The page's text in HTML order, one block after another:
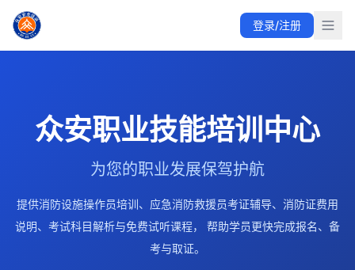
众安职业技能培训中心提供消防设施操作员与应急消防救援员
众安职业技能培训中心围绕消防设施操作员、应急消防救援员
首页集中展示热门职业技能、课程学习、教学成果、常见报考
登录/注册
众安职业技能培训中心
为您的职业发展保驾护航
提供消防设施操作员培训、应急消防救援员考证辅导、消防证费用
说明、考试科目解析与免费试听课程， 帮助学员更快完成报名、备
考与取证。